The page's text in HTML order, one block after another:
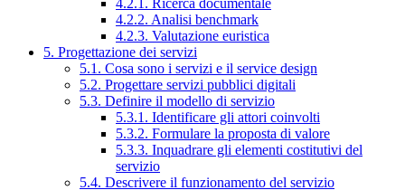
4.2.1. Ricerca documentale
4.2.2. Analisi benchmark
4.2.3. Valutazione euristica
5. Progettazione dei servizi
5.1. Cosa sono i servizi e il service design
5.2. Progettare servizi pubblici digitali
5.3. Definire il modello di servizio
5.3.1. Identificare gli attori coinvolti
5.3.2. Formulare la proposta di valore
5.3.3. Inquadrare gli elementi costitutivi del
servizio
5.4. Descrivere il funzionamento del servizio